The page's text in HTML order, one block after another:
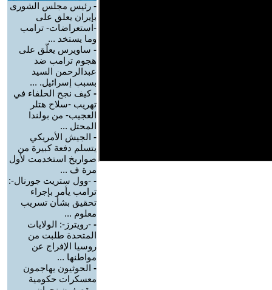
- رئيس مجلس الشورى
بإيران يعلق على
-استعراضات- ترامب
وما يستخد ...
- ساويرس يعلّق على
هجوم ترامب ضد
عبدالرحمن السيد
بسبب إسرائيل. ...
-كيف نجح الحلفاء في
تهريب -سلاح هتلر
العجيب- من بولندا
المحتل ...
- الجيش الأمريكي
يتسلم دفعة كبيرة من
صواريخ استخدمت لأول
مرة ف ...
- -وول ستريت جورنال-:
ترامب يأمر بإجراء
تحقيق بشأن تسريب
معلوم ...
- -رويترز-: الولايات
المتحدة طلبت من
روسيا الإفراج عن
مواطنها ...
- الحوثيون يهاجمون
معسكرات حكومية